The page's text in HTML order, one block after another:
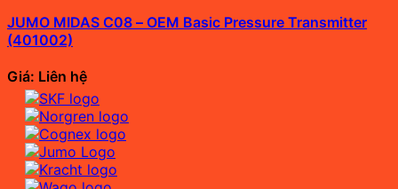
JUMO MIDAS C08 – OEM Basic Pressure Transmitter
(401002)
Giá: Liên hệ